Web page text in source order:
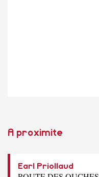
A proximite
Earl Priollaud